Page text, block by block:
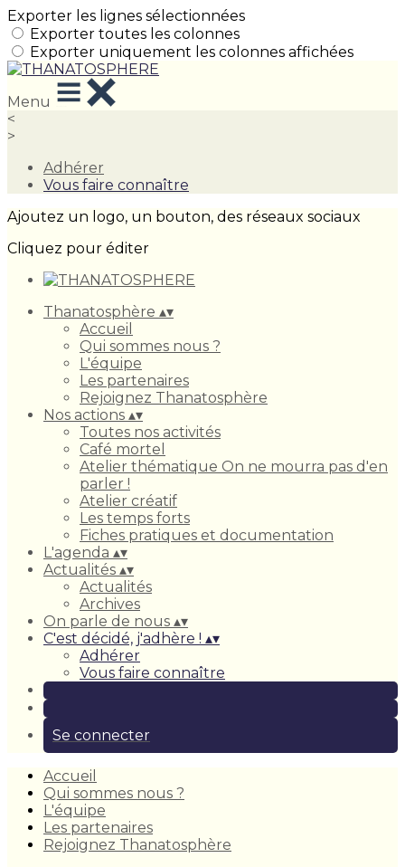
Exporter les lignes sélectionnées
Exporter toutes les colonnes
Exporter uniquement les colonnes affichées
Menu
<
>
Adhérer
Vous faire connaître
Ajoutez un logo, un bouton, des réseaux sociaux
Cliquez pour éditer
Thanatosphère ▴▾
Accueil
Qui sommes nous ?
L'équipe
Les partenaires
Rejoignez Thanatosphère
Nos actions ▴▾
Toutes nos activités
Café mortel
Atelier thématique On ne mourra pas d'en
parler !
Atelier créatif
Les temps forts
Fiches pratiques et documentation
L'agenda ▴▾
Actualités ▴▾
Actualités
Archives
On parle de nous ▴▾
C'est décidé, j'adhère ! ▴▾
Adhérer
Vous faire connaître
Se connecter
Accueil
Qui sommes nous ?
L'équipe
Les partenaires
Rejoignez Thanatosphère